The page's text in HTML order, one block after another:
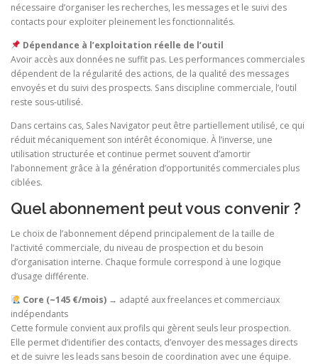
nécessaire d’organiser les recherches, les messages et le suivi des
contacts pour exploiter pleinement les fonctionnalités.
Dépendance à l’exploitation réelle de l’outil
Avoir accès aux données ne suffit pas. Les performances commerciales
dépendent de la régularité des actions, de la qualité des messages
envoyés et du suivi des prospects. Sans discipline commerciale, l’outil
reste sous-utilisé.
Dans certains cas, Sales Navigator peut être partiellement utilisé, ce qui
réduit mécaniquement son intérêt économique. À l’inverse, une
utilisation structurée et continue permet souvent d’amortir
l’abonnement grâce à la génération d’opportunités commerciales plus
ciblées.
Quel abonnement peut vous convenir ?
Le choix de l’abonnement dépend principalement de la taille de
l’activité commerciale, du niveau de prospection et du besoin
d’organisation interne. Chaque formule correspond à une logique
d’usage différente.
Core (~145 €/mois)→ adapté aux freelances et commerciaux
indépendants
Cette formule convient aux profils qui gèrent seuls leur prospection.
Elle permet d’identifier des contacts, d’envoyer des messages directs
et de suivre les leads sans besoin de coordination avec une équipe.